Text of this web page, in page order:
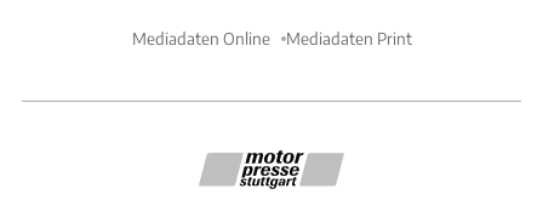
Mediadaten Online Mediadaten Print